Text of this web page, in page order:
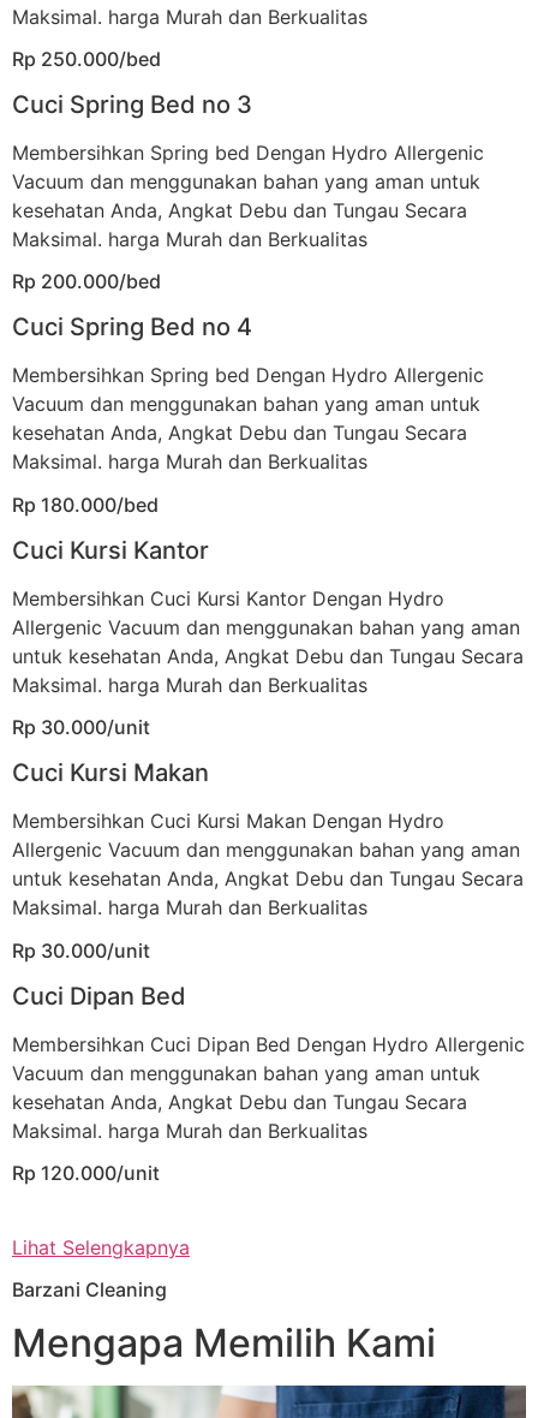
Maksimal. harga Murah dan Berkualitas
Rp 250.000/bed
Cuci Spring Bed no 3
Membersihkan Spring bed Dengan Hydro Allergenic
Vacuum dan menggunakan bahan yang aman untuk
kesehatan Anda, Angkat Debu dan Tungau Secara
Maksimal. harga Murah dan Berkualitas
Rp 200.000/bed
Cuci Spring Bed no 4
Membersihkan Spring bed Dengan Hydro Allergenic
Vacuum dan menggunakan bahan yang aman untuk
kesehatan Anda, Angkat Debu dan Tungau Secara
Maksimal. harga Murah dan Berkualitas
Rp 180.000/bed
Cuci Kursi Kantor
Membersihkan Cuci Kursi Kantor Dengan Hydro
Allergenic Vacuum dan menggunakan bahan yang aman
untuk kesehatan Anda, Angkat Debu dan Tungau Secara
Maksimal. harga Murah dan Berkualitas
Rp 30.000/unit
Cuci Kursi Makan
Membersihkan Cuci Kursi Makan Dengan Hydro
Allergenic Vacuum dan menggunakan bahan yang aman
untuk kesehatan Anda, Angkat Debu dan Tungau Secara
Maksimal. harga Murah dan Berkualitas
Rp 30.000/unit
Cuci Dipan Bed
Membersihkan Cuci Dipan Bed Dengan Hydro Allergenic
Vacuum dan menggunakan bahan yang aman untuk
kesehatan Anda, Angkat Debu dan Tungau Secara
Maksimal. harga Murah dan Berkualitas
Rp 120.000/unit
Lihat Selengkapnya
Barzani Cleaning
Mengapa Memilih Kami